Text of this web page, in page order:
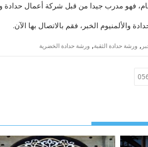
فهو مدرب جيدا من قبل شركة أعمال حدادة
والألمنيوم الخبر، فقم بالاتصال بها الآن.
, ورشة حدادة الثقبة, ورشة حدادة الخضرية